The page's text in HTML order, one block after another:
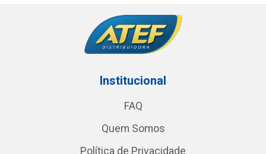
Institucional
FAQ
Quem Somos
Política de Privacidade